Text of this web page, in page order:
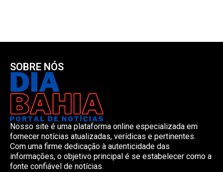
SOBRE NÓS
Nosso site é uma plataforma online especializada em
fornecer notícias atualizadas, verídicas e pertinentes.
Com uma firme dedicação à autenticidade das
informações, o objetivo principal é se estabelecer como a
fonte confiável de notícias.